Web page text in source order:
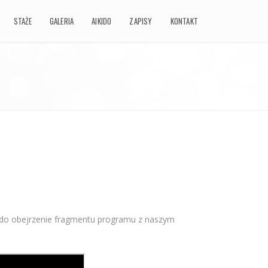
STAŻE GALERIA AIKIDO ZAPISY KONTAKT
STAŻE GALERIA AIKIDO ZAPISY KONTAKT
obejrzenie fragmentu programu z naszym